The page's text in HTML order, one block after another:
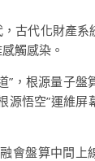
古代化財產系
觸感染。
”，根源量子盤
源悟空”運維屏
會盤算中間上